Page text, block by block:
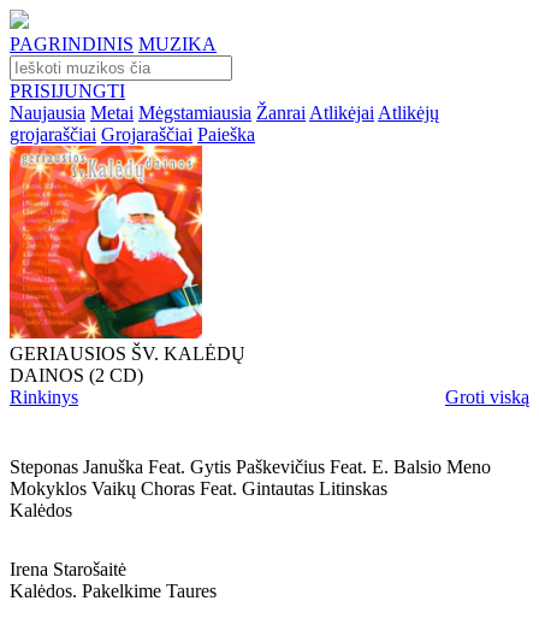
PAGRINDINIS MUZIKA
PRISIJUNGTI
Naujausia Metai Mėgstamiausia Žanrai Atlikėjai Atlikėjų
grojaraščiai Grojaraščiai Paieška
GERIAUSIOS ŠV. KALĖDŲ
DAINOS (2 CD)
Rinkinys
Groti viską
Steponas Januška Feat. Gytis Paškevičius Feat. E. Balsio Meno
Mokyklos Vaikų Choras Feat. Gintautas Litinskas
Kalėdos
Irena Starošaitė
Kalėdos. Pakelkime Taures